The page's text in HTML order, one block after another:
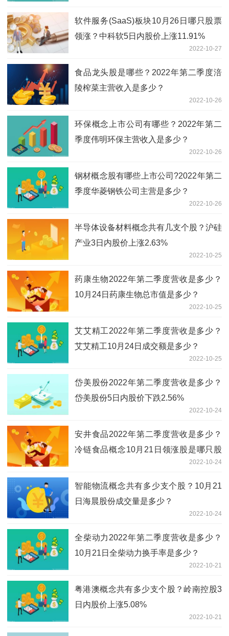
软件服务(SaaS)板块10月26日哪只股票
领涨？中科软5日内股价上涨11.91%
2022-10-27
食品龙头股是哪些？2022年第二季度涪
陵榨菜主营收入是多少？
2022-10-26
环保概念上市公司有哪些？2022年第二
季度伟明环保主营收入是多少？
2022-10-26
钢材概念股有哪些上市公司?2022年第二
季度华菱钢铁公司主营是多少？
2022-10-26
半导体设备材料概念共有几支个股？沪硅
产业3日内股价上涨2.63%
2022-10-25
药康生物2022年第二季度营收是多少？
10月24日药康生物总市值是多少？
2022-10-25
艾艾精工2022年第二季度营收是多少？
艾艾精工10月24日成交额是多少？
2022-10-25
岱美股份2022年第二季度营收是多少？
岱美股份5日内股价下跌2.56%
2022-10-24
安井食品2022年第二季度营收是多少？
冷链食品概念10月21日领涨股是哪只股
2022-10-24
智能物流概念共有多少支个股？10月21
日海晨股份成交量是多少？
2022-10-24
全柴动力2022年第二季度营收是多少？
10月21日全柴动力换手率是多少？
2022-10-21
粤港澳概念共有多少支个股？岭南控股3
日内股价上涨5.08%
2022-10-21